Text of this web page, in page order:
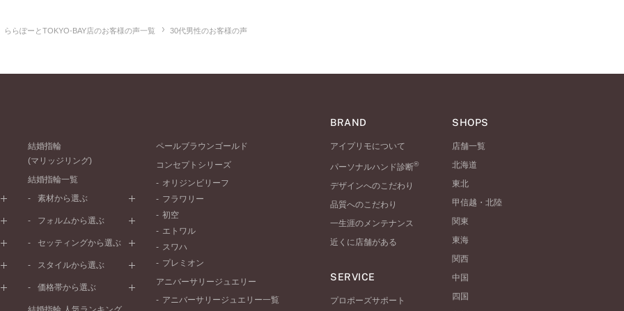
ららぽーとTOKYO-BAY店のお客様の声一覧 30代男性のお客様の声
結婚指輪
(マリッジリング)
結婚指輪一覧
素材から選ぶ
プラチナ
ピンクゴールド
ペールブラウンゴールド
フォルムから選ぶ
ストレートライン
V字ライン
セッティングから選ぶ
プレーン
セベラルメレ
スタイルから選ぶ
シンプル
価格帯から選ぶ
50万円～
ペールブラウンゴールド
コンセプトシリーズ
オリジンビリーフ
フラワリー
初空
エトワル
スワハ
プレミオン
アニバーサリージュエリー
アニバーサリージュエリー一覧
BRAND
アイプリモについて
パーソナルハンド診断®
デザインへのこだわり
品質へのこだわり
一生涯のメンテナンス
近くに店舗がある
SERVICE
プロポーズサポート
SHOPS
店舗一覧
北海道
東北
甲信越・北陸
関東
東海
関西
中国
四国